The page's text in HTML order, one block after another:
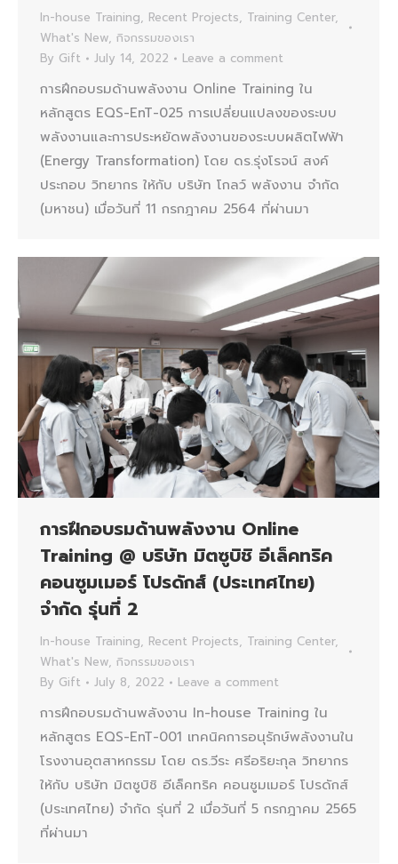
In-house Training, Recent Projects, Training Center,
What's New, กิจกรรมของเรา
By Gift July 14, 2022 Leave a comment
การฝึกอบรมด้านพลังงาน Online Training ใน
หลักสูตร EQS-EnT-025 การเปลี่ยนแปลงของระบบ
พลังงานและการประหยัดพลังงานของระบบผลิตไฟฟ้า
(Energy Transformation) โดย ดร.รุ่งโรจน์ สงค์
ประกอบ วิทยากร ให้กับ บริษัท โกลว์ พลังงาน จำกัด
(มหาชน) เมื่อวันที่ 11 กรกฎาคม 2564 ที่ผ่านมา
การฝึกอบรมด้านพลังงาน Online
Training @ บริษัท มิตซูบิชิ อีเล็คทริค
คอนซูมเมอร์ โปรดักส์ (ประเทศไทย)
จำกัด รุ่นที่ 2
In-house Training, Recent Projects, Training Center,
What's New, กิจกรรมของเรา
By Gift July 8, 2022 Leave a comment
การฝึกอบรมด้านพลังงาน In-house Training ใน
หลักสูตร EQS-EnT-001 เทคนิคการอนุรักษ์พลังงานใน
โรงงานอุตสาหกรรม โดย ดร.วีระ ศรีอริยะกุล วิทยากร
ให้กับ บริษัท มิตซูบิชิ อีเล็คทริค คอนซูมเมอร์ โปรดักส์
(ประเทศไทย) จำกัด รุ่นที่ 2 เมื่อวันที่ 5 กรกฎาคม 2565
ที่ผ่านมา